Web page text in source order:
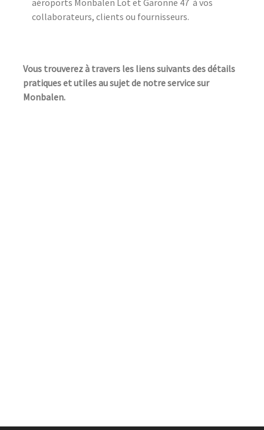
aéroports Monbalen Lot et Garonne 47 à vos
collaborateurs, clients ou fournisseurs.
Vous trouverez à travers les liens suivants des détails
pratiques et utiles au sujet de notre service sur
Monbalen.